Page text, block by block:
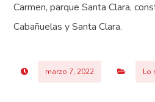
Carmen, parque Santa Clara,
Cabañuelas y Santa Clara.
marzo 7, 2022 Lo